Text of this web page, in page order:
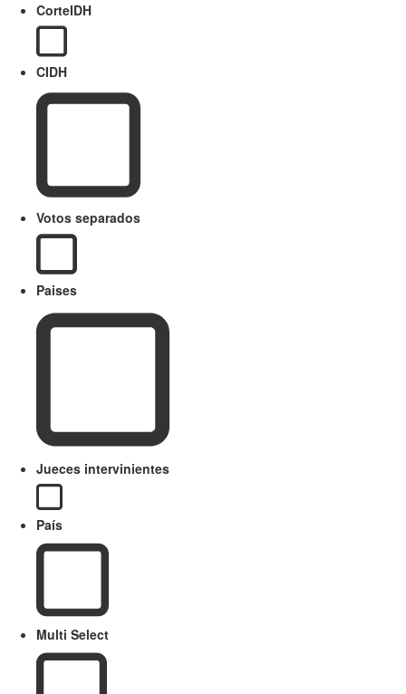
CorteIDH
CIDH
Votos separados
Paises
Jueces intervinientes
País
Multi Select